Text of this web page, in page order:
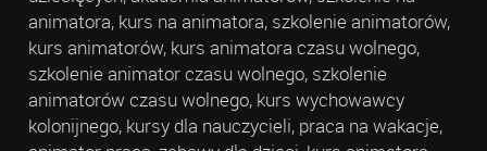
animatora, kurs na animatora, szkolenie animatorów,
kurs animatorów, kurs animatora czasu wolnego,
szkolenie animator czasu wolnego, szkolenie
animatorów czasu wolnego, kurs wychowawcy
kolonijnego, kursy dla nauczycieli, praca na wakacje,